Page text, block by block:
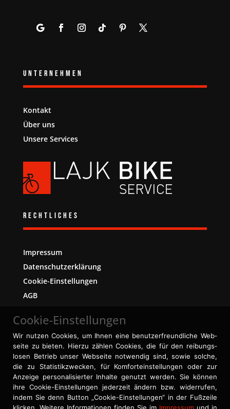
Unternehmen
Kontakt
Über uns
Unsere Services
Rechtliches
Impressum
Datenschutzerklärung
Cookie-Einstellungen
AGB
Cookie-Einstellungen
Wir nutzen Cookies, um Ihnen eine benutzer­freundliche Web­
seite zu bieten. Hierzu zählen Cookies, die für den reibungs­
losen Betrieb unser Web­seite not­wendig sind, sowie solche,
die zu Statistik­zwecken, für Komfort­einstellungen oder zur
Anzeige personal­isierter Inhalte genutzt werden. Sie können
ihre Cookie-Einstellungen jederzeit ändern bzw. widerrufen,
indem Sie denn Button „Cookie-Einstellungen“ in der Fuß­zeile